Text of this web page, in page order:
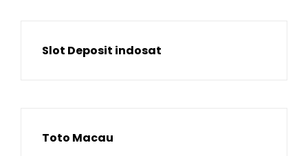
Slot Deposit indosat
Toto Macau